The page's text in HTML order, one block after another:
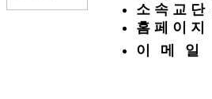
소 속 교 단
홈 페 이 지
이 메 일